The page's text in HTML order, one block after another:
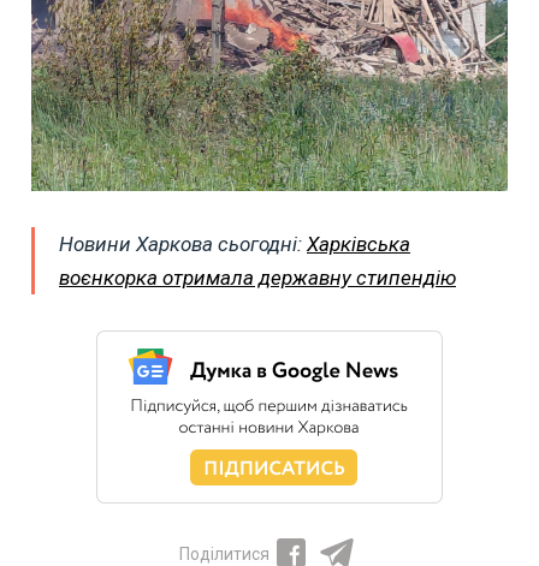
Новини Харкова сьогодні: Харківська
воєнкорка отримала державну стипендію
Поділитися